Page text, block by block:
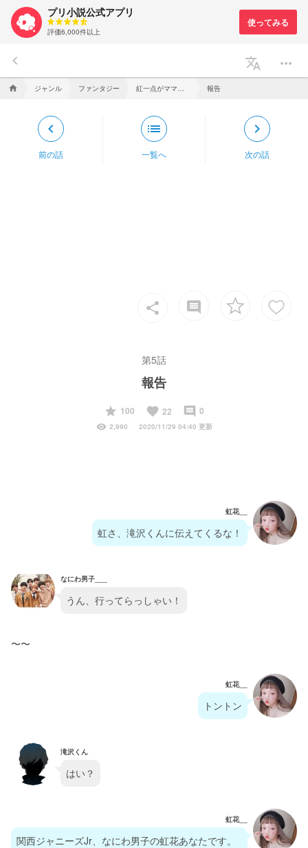
プリ小説公式アプリ
評価6,000件以上
keyboard_arrow_left translate more_horiz
home ジャンル ファンタジー 報告
keyboard_arrow_left
前の話
list
一覧へ
keyboard_arrow_right
次の話
share insert_comment
第5話
報告
start
100 favorite 22 insert_comment 0
visibility 2,990 2020/11/29 04:40 更新
虹花__
虹さ、滝沢くんに伝えてくるな！
なにわ男子___
うん、行ってらっしゃい！
〜〜
虹花__
トントン
滝沢くん
はい？
虹花__
関西ジャニーズJr、なにわ男子の虹花あなたです。